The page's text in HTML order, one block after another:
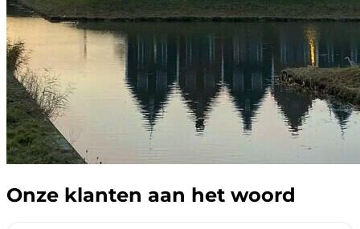
Onze klanten aan het woord